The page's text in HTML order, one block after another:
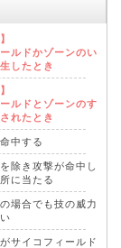
ルドかゾーンのい
したとき
ルドとゾーンのす
れたとき
中する
除き攻撃が命中し
に当たる
場合でも技の威力
サイコフィールド